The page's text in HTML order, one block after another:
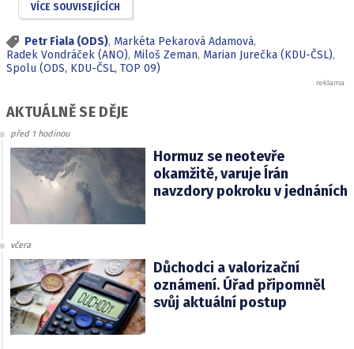
VÍCE SOUVISEJÍCÍCH
Petr Fiala (ODS), Markéta Pekarová Adamová,
Radek Vondráček (ANO), Miloš Zeman, Marian Jurečka (KDU-ČSL),
Spolu (ODS, KDU-ČSL, TOP 09)
AKTUÁLNĚ SE DĚJE
před 1 hodinou
Hormuz se neotevře
okamžitě, varuje Írán
navzdory pokroku v jednáních
včera
Důchodci a valorizační
oznámení. Úřad připomněl
svůj aktuální postup